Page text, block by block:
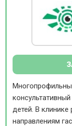
детей. В
направлениям